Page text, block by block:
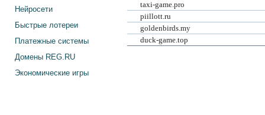
taxi-game.pro
piillott.ru
goldenbirds.my
duck-game.top
Нейросети
Быстрые лотереи
Платежные системы
Домены REG.RU
Экономические игры